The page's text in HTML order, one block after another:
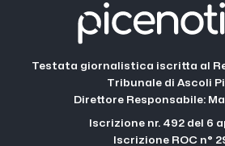
Testata giornalistica iscritta al
Tribunale di Ascoli
Direttore Responsabile:
Iscrizione nr. 492 del 6
Iscrizione ROC n°